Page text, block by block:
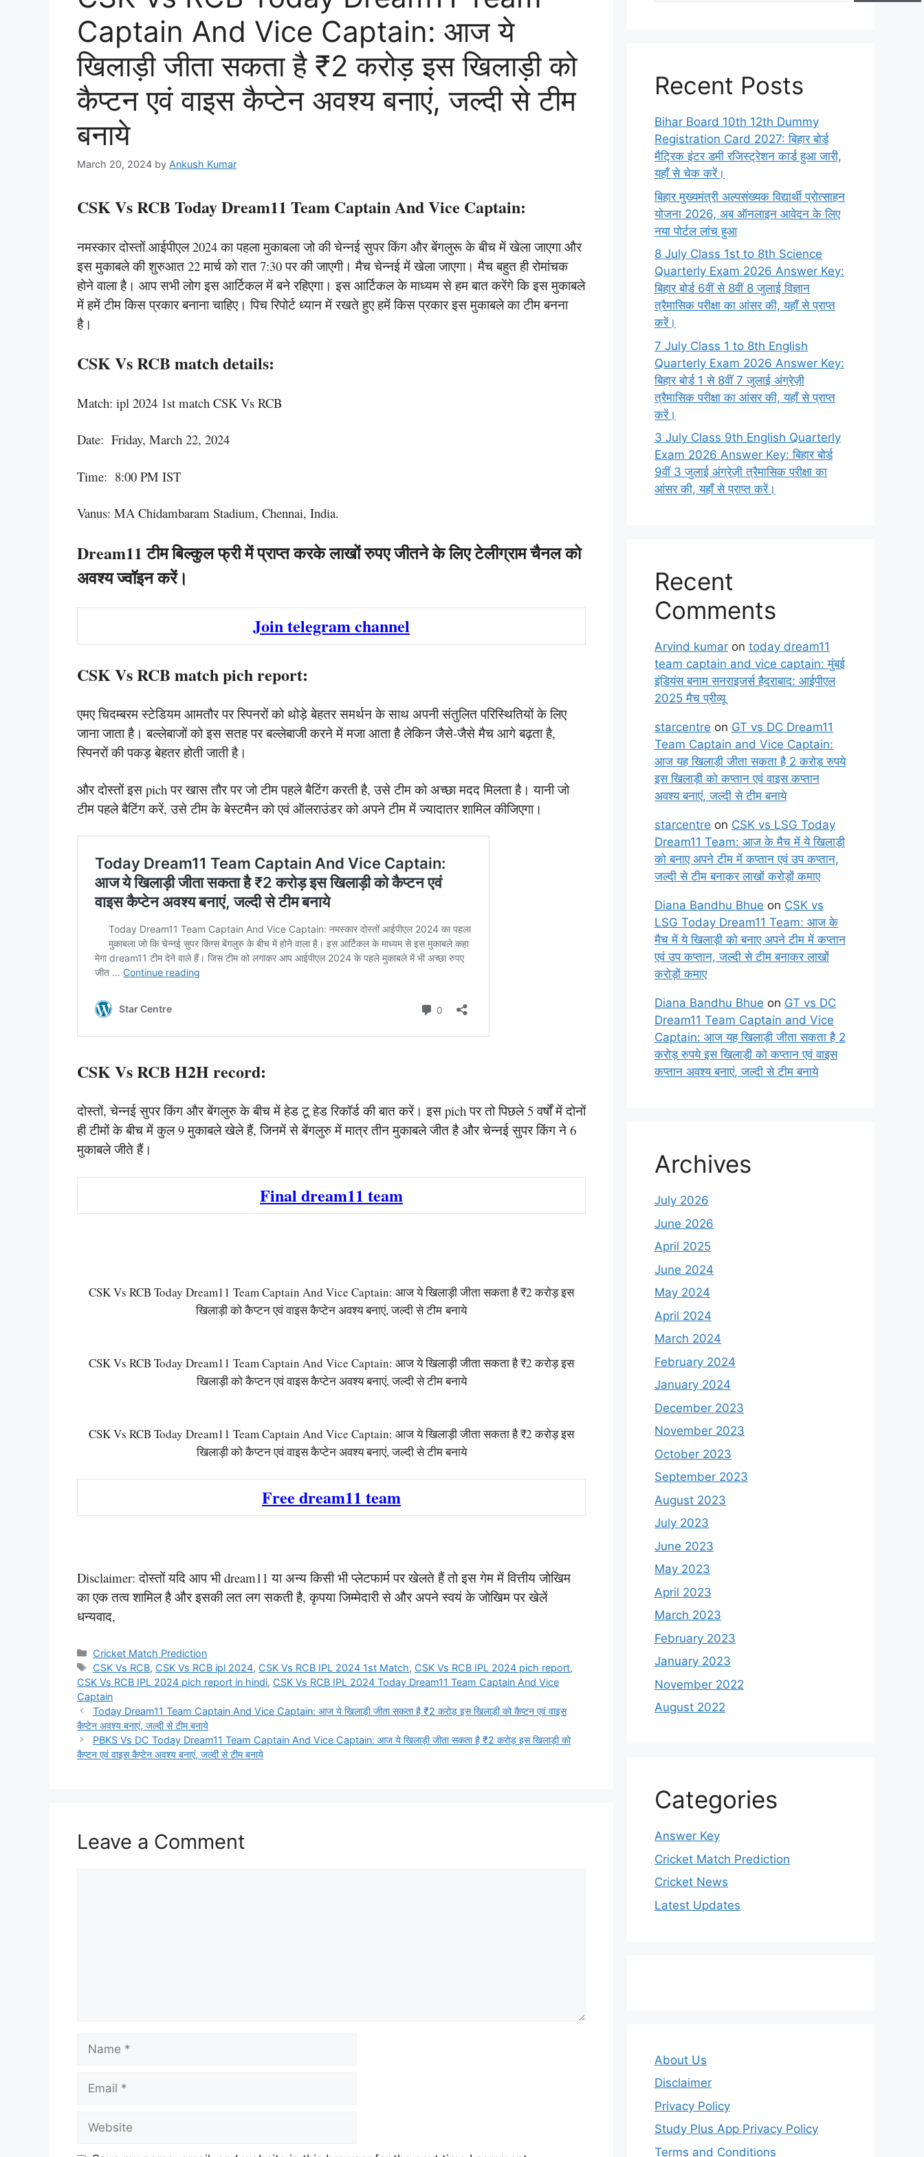
Captain And Vice Captain: आज ये
खिलाड़ी जीता सकता है ₹2 करोड़ इस खिलाड़ी को
कैप्टन एवं वाइस कैप्टेन अवश्य बनाएं, जल्दी से टीम
बनाये
March 20, 2024 by Ankush Kumar
CSK Vs RCB Today Dream11 Team Captain And Vice Captain:
नमस्कार दोस्तों आईपीएल 2024 का पहला मुकाबला जो की चेन्नई सुपर किंग और बेंगलुरू के बीच में खेला जाएगा और
इस मुकाबले की शुरुआत 22 मार्च को रात 7:30 पर की जाएगी। मैच चेन्नई में खेला जाएगा। मैच बहुत ही रोमांचक
होने वाला है। आप सभी लोग इस आर्टिकल में बने रहिएगा। इस आर्टिकल के माध्यम से हम बात करेंगे कि इस मुकाबले
में हमें टीम किस प्रकार बनाना चाहिए। पिच रिपोर्ट ध्यान में रखते हुए हमें किस प्रकार इस मुकाबले का टीम बनना
है।
CSK Vs RCB match details:
Match: ipl 2024 1st match CSK Vs RCB
Date: Friday, March 22, 2024
Time: 8:00 PM IST
Vanus: MA Chidambaram Stadium, Chennai, India.
Dream11 टीम बिल्कुल फ्री में प्राप्त करके लाखों रुपए जीतने के लिए टेलीग्राम चैनल को
अवश्य ज्वॉइन करें।
Join telegram channel
CSK Vs RCB match pich report:
एमए चिदम्बरम स्टेडियम आमतौर पर स्पिनरों को थोड़े बेहतर समर्थन के साथ अपनी संतुलित परिस्थितियों के लिए
जाना जाता है। बल्लेबाजों को इस सतह पर बल्लेबाजी करने में मजा आता है लेकिन जैसे-जैसे मैच आगे बढ़ता है,
स्पिनरों की पकड़ बेहतर होती जाती है।
और दोस्तों इस pich पर खास तौर पर जो टीम पहले बैटिंग करती है, उसे टीम को अच्छा मदद मिलता है। यानी जो
टीम पहले बैटिंग करें, उसे टीम के बेस्टमैन को एवं ऑलराउंडर को अपने टीम में ज्यादातर शामिल कीजिएगा।
CSK Vs RCB H2H record:
दोस्तों, चेन्नई सुपर किंग और बेंगलुरु के बीच में हेड टू हेड रिकॉर्ड की बात करें। इस pich पर तो पिछले 5 वर्षों में दोनों
ही टीमों के बीच में कुल 9 मुकाबले खेले हैं, जिनमें से बेंगलुरु में मात्र तीन मुकाबले जीत है और चेन्नई सुपर किंग ने 6
मुकाबले जीते हैं।
Final dream11 team
CSK Vs RCB Today Dream11 Team Captain And Vice Captain: आज ये खिलाड़ी जीता सकता है ₹2 करोड़ इस
खिलाड़ी को कैप्टन एवं वाइस कैप्टेन अवश्य बनाएं, जल्दी से टीम बनाये
CSK Vs RCB Today Dream11 Team Captain And Vice Captain: आज ये खिलाड़ी जीता सकता है ₹2 करोड़ इस
खिलाड़ी को कैप्टन एवं वाइस कैप्टेन अवश्य बनाएं, जल्दी से टीम बनाये
CSK Vs RCB Today Dream11 Team Captain And Vice Captain: आज ये खिलाड़ी जीता सकता है ₹2 करोड़ इस
खिलाड़ी को कैप्टन एवं वाइस कैप्टेन अवश्य बनाएं, जल्दी से टीम बनाये
Free dream11 team
Disclaimer: दोस्तों यदि आप भी dream11 या अन्य किसी भी प्लेटफार्म पर खेलते हैं तो इस गेम में वित्तीय जोखिम
का एक तत्व शामिल है और इसकी लत लग सकती है, कृपया जिम्मेदारी से और अपने स्वयं के जोखिम पर खेलें
धन्यवाद,
Categories
Cricket Match Prediction
Tags
CSK Vs RCB, CSK Vs RCB ipl 2024, CSK Vs RCB IPL 2024 1st Match, CSK Vs RCB IPL 2024 pich report,
CSK Vs RCB IPL 2024 pich report in hindi, CSK Vs RCB IPL 2024 Today Dream11 Team Captain And Vice
Captain
Today Dream11 Team Captain And Vice Captain: आज ये खिलाड़ी जीता सकता है ₹2 करोड़ इस खिलाड़ी को कैप्टन एवं वाइस
कैप्टेन अवश्य बनाएं, जल्दी से टीम बनाये
PBKS Vs DC Today Dream11 Team Captain And Vice Captain: आज ये खिलाड़ी जीता सकता है ₹2 करोड़ इस खिलाड़ी को
कैप्टन एवं वाइस कैप्टेन अवश्य बनाएं, जल्दी से टीम बनाये
Leave a Comment
Recent Posts
Bihar Board 10th 12th Dummy
Registration Card 2027: बिहार बोर्ड
मैट्रिक इंटर डमी रजिस्ट्रेशन कार्ड हुआ जारी,
यहाँ से चेक करें।
बिहार मुख्यमंत्री अल्पसंख्यक विद्यार्थी प्रोत्साहन
योजना 2026, अब ऑनलाइन आवेदन के लिए
नया पोर्टल लांच हुआ
8 July Class 1st to 8th Science
Quarterly Exam 2026 Answer Key:
बिहार बोर्ड 6वीं से 8वीं 8 जुलाई विज्ञान
त्रैमासिक परीक्षा का आंसर की, यहाँ से प्राप्त
करें।
7 July Class 1 to 8th English
Quarterly Exam 2026 Answer Key:
बिहार बोर्ड 1 से 8वीं 7 जुलाई अंग्रेज़ी
त्रैमासिक परीक्षा का आंसर की, यहाँ से प्राप्त
करें।
3 July Class 9th English Quarterly
Exam 2026 Answer Key: बिहार बोर्ड
9वीं 3 जुलाई अंग्रेज़ी त्रैमासिक परीक्षा का
आंसर की, यहाँ से प्राप्त करें।
Recent
Comments
Arvind kumar on today dream11
team captain and vice captain: मुंबई
इंडियंस बनाम सनराइजर्स हैदराबाद: आईपीएल
2025 मैच प्रीव्यू
starcentre on GT vs DC Dream11
Team Captain and Vice Captain:
आज यह खिलाड़ी जीता सकता है 2 करोड़ रुपये
इस खिलाड़ी को कप्तान एवं वाइस कप्तान
अवश्य बनाएं, जल्दी से टीम बनाये
starcentre on CSK vs LSG Today
Dream11 Team: आज के मैच में ये खिलाड़ी
को बनाए अपने टीम में कप्तान एवं उप कप्तान,
जल्दी से टीम बनाकर लाखों करोड़ों कमाए
Diana Bandhu Bhue on CSK vs
LSG Today Dream11 Team: आज के
मैच में ये खिलाड़ी को बनाए अपने टीम में कप्तान
एवं उप कप्तान, जल्दी से टीम बनाकर लाखों
करोड़ों कमाए
Diana Bandhu Bhue on GT vs DC
Dream11 Team Captain and Vice
Captain: आज यह खिलाड़ी जीता सकता है 2
करोड़ रुपये इस खिलाड़ी को कप्तान एवं वाइस
कप्तान अवश्य बनाएं, जल्दी से टीम बनाये
Archives
July 2026
June 2026
April 2025
June 2024
May 2024
April 2024
March 2024
February 2024
January 2024
December 2023
November 2023
October 2023
September 2023
August 2023
July 2023
June 2023
May 2023
April 2023
March 2023
February 2023
January 2023
November 2022
August 2022
Categories
Answer Key
Cricket Match Prediction
Cricket News
Latest Updates
About Us
Disclaimer
Privacy Policy
Study Plus App Privacy Policy
Terms and Conditions